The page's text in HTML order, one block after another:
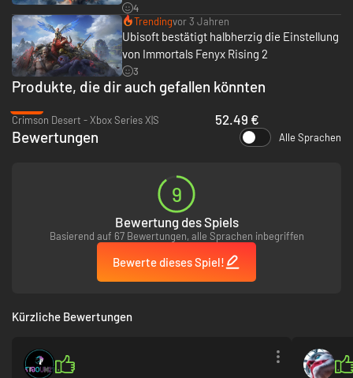
4
Trendingvor 3 Jahren
Ubisoft bestätigt halbherzig die Einstellung
von Immortals Fenyx Rising 2
3
Produkte, die dir auch gefallen könnten
Crimson Desert - Xbox Series X|S
52.49 €
Bewertungen Alle Sprachen
9
Bewertung des Spiels
Basierend auf 67 Bewertungen, alle Sprachen inbegriffen
Bewerte dieses Spiel!
Kürzliche Bewertungen